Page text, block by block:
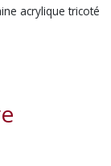
acrylique tricoté